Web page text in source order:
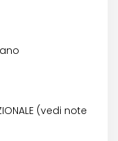
(vedi note